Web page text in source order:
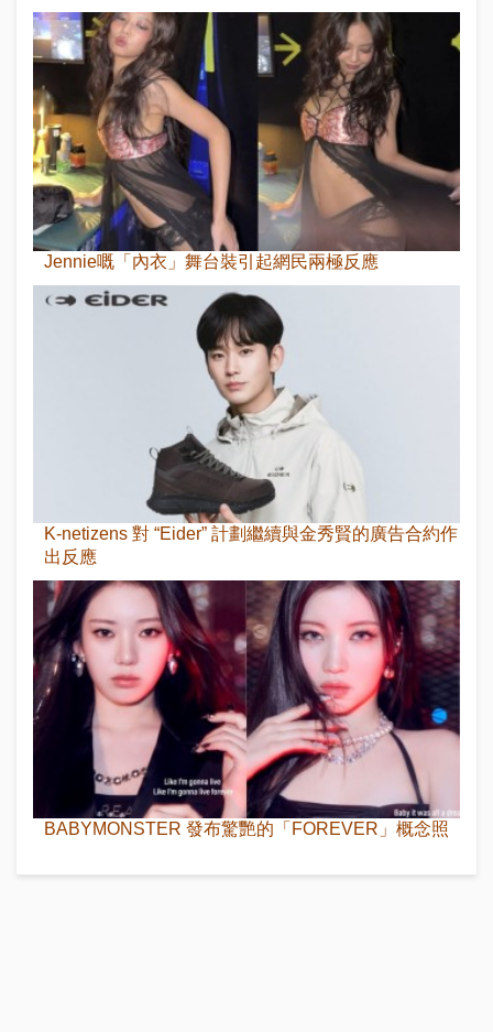
Jennie嘅「內衣」舞台裝引起網民兩極反應
K-netizens 對 “Eider” 計劃繼續與金秀賢的廣告合約作
出反應
BABYMONSTER 發布驚艷的「FOREVER」概念照